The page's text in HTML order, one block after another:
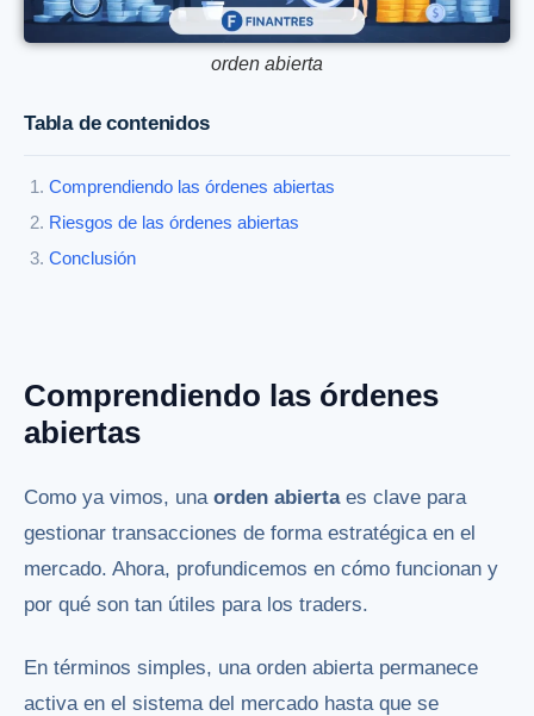
orden abierta
Tabla de contenidos
Comprendiendo las órdenes abiertas
Riesgos de las órdenes abiertas
Conclusión
Comprendiendo las órdenes
abiertas
Como ya vimos, una orden abiertaes clave para
gestionar transacciones de forma estratégica en el
mercado. Ahora, profundicemos en cómo funcionan y
por qué son tan útiles para los traders.
En términos simples, una orden abierta permanece
activa en el sistema del mercado hasta que se